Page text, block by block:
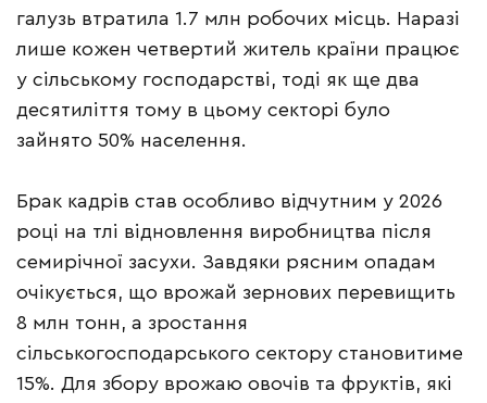
галузь втратила 1.7 млн робочих місць. Наразі
лише кожен четвертий житель країни працює
у сільському господарстві, тоді як ще два
десятиліття тому в цьому секторі було
зайнято 50% населення.
Брак кадрів став особливо відчутним у 2026
році на тлі відновлення виробництва після
семирічної засухи. Завдяки рясним опадам
очікується, що врожай зернових перевищить
8 млн тонн, а зростання
сільськогосподарського сектору становитиме
15%. Для збору врожаю овочів та фруктів, які